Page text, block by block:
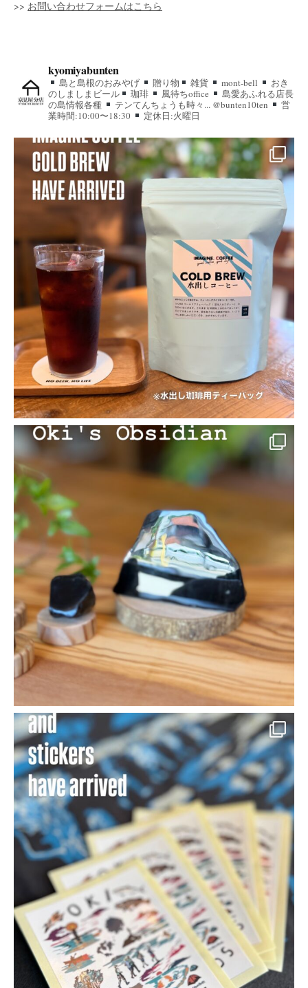
>> お問い合わせフォームはこちら
kyomiyabunten
島と島根のおみやげ 贈り物 雑貨 mont-bell
おき
のしましまビール
珈琲 風待ちoffice
島愛あふれる店長
の島情報各種
テンてんちょうも時々... @bunten10ten
営
業時間:10:00〜18:30
定休日:火曜日